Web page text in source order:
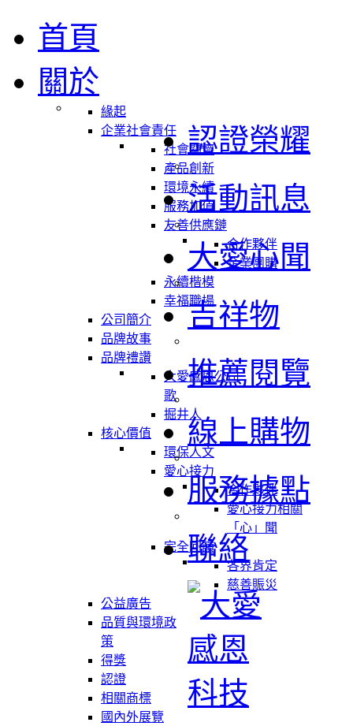
首頁
關於
緣起
企業社會責任
社會關懷
產品創新
環境永續
服務加值
友善供應鏈
合作夥伴
企業團購
永續楷模
幸福職場
公司簡介
品牌故事
品牌禮讚
大愛感恩公司
歌
掘井人
核心價值
環保人文
愛心接力
合作夥伴
愛心接力相關
「心」聞
完全回饋
各界肯定
慈善賑災
公益廣告
品質與環境政
策
認證榮耀
得獎
認證
相關商標
活動訊息
國內外展覽
大愛心聞
吉祥物
推薦閱覽
線上購物
服務據點
聯絡